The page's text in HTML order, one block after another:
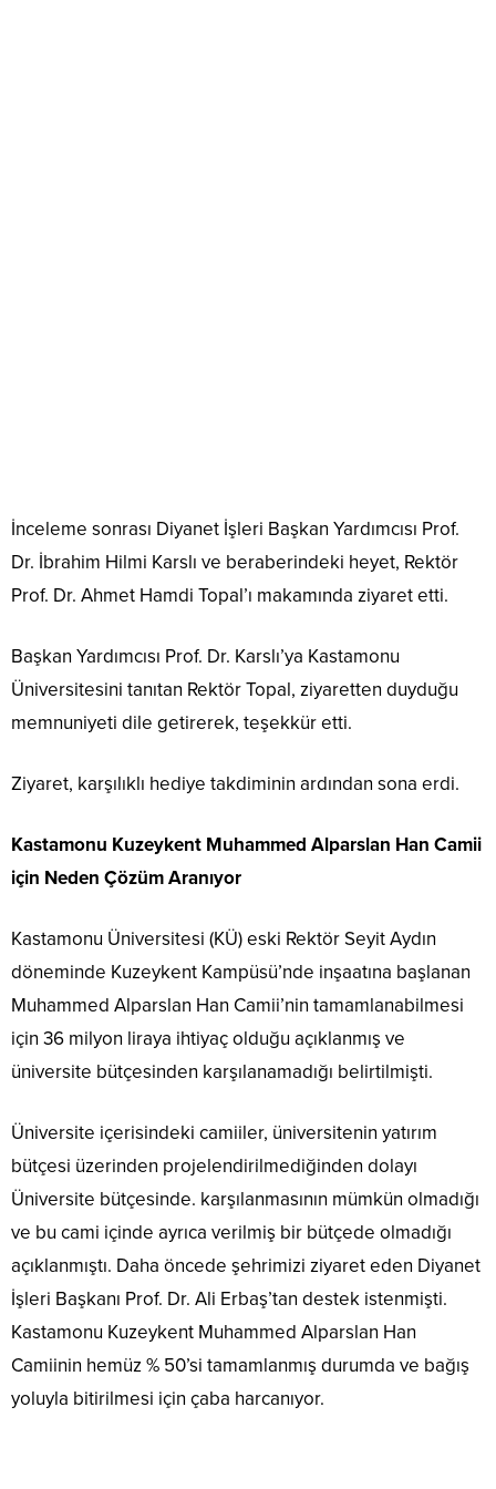
İnceleme sonrası Diyanet İşleri Başkan Yardımcısı Prof.
Dr. İbrahim Hilmi Karslı ve beraberindeki heyet, Rektör
Prof. Dr. Ahmet Hamdi Topal’ı makamında ziyaret etti.
Başkan Yardımcısı Prof. Dr. Karslı’ya Kastamonu
Üniversitesini tanıtan Rektör Topal, ziyaretten duyduğu
memnuniyeti dile getirerek, teşekkür etti.
Ziyaret, karşılıklı hediye takdiminin ardından sona erdi.
Kastamonu Kuzeykent Muhammed Alparslan Han Camii
için Neden Çözüm Aranıyor
Kastamonu Üniversitesi (KÜ) eski Rektör Seyit Aydın
döneminde Kuzeykent Kampüsü’nde inşaatına başlanan
Muhammed Alparslan Han Camii’nin tamamlanabilmesi
için 36 milyon liraya ihtiyaç olduğu açıklanmış ve
üniversite bütçesinden karşılanamadığı belirtilmişti.
Üniversite içerisindeki camiiler, üniversitenin yatırım
bütçesi üzerinden projelendirilmediğinden dolayı
Üniversite bütçesinde. karşılanmasının mümkün olmadığı
ve bu cami içinde ayrıca verilmiş bir bütçede olmadığı
açıklanmıştı. Daha öncede şehrimizi ziyaret eden Diyanet
İşleri Başkanı Prof. Dr. Ali Erbaş’tan destek istenmişti.
Kastamonu Kuzeykent Muhammed Alparslan Han
Camiinin hemüz % 50’si tamamlanmış durumda ve bağış
yoluyla bitirilmesi için çaba harcanıyor.